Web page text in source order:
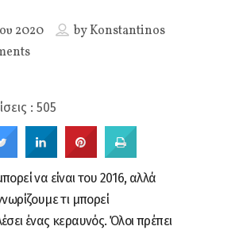
2020 byKonstantinos
: 505
να είναι του 2016, αλλά
τι μπορεί
ένας κεραυνός. Όλοι πρέπει